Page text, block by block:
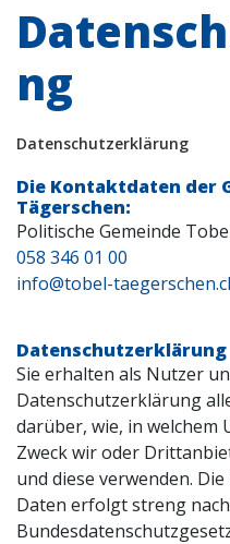
ng
Datenschutzerklärung
Die Kontaktdaten der
Tägerschen:
Politische Gemeinde
058 346 01 00
info@tobel-
Datenschutzerklärung
Sie erhalten als Nutzer
Datenschutzerklärung
darüber, wie, in welchem
Zweck wir oder
und diese verwenden.
Daten erfolgt streng